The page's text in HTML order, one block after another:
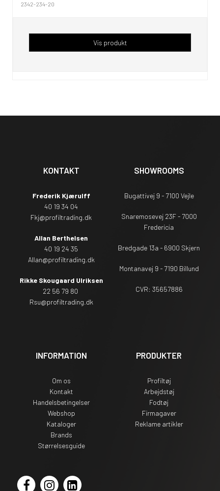
2342-234-20
Vis produkt
KONTAKT
Frederik Kjærulff
40 19 34 04
Fkj@profiltrading.dk
Allan Berthelsen
40 19 24 35
Allan@profiltrading.dk
Rikke Skougaard Ulriksen
22 56 79 80
Rsu@profiltrading.dk
SHOWROOMS
Bugattivej 9 - 7100 Vejle
Snaremosevej 23F - 7000
Fredericia
Bredgade 13a - 6900 Skjern
Montanavej 9 - 7190 Billund
CVR: 35657886
INFORMATION
Om os
Kontakt
Handelsbetingelser
Webshop
Kataloger
Brands
Størrelsesguide
PRODUKTER
Profiltøj
Arbejdstøj
Fodtøj
Firmagaver
Reklame artikler